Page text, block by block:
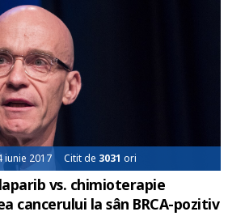
iunie 2017 Citit de 3031 ori
vs. chimioterapie
cancerului la sân BRCA-pozitiv